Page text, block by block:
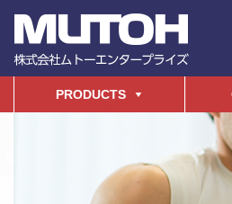
PRODUCTS